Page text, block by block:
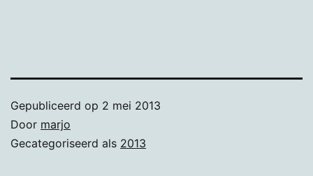
Gepubliceerd op 2 mei 2013
Door marjo
Gecategoriseerd als 2013